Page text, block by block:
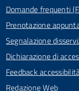
Domande frequenti
Prenotazione
Segnalazione
Dichiarazione di
Feedback
Redazione Web